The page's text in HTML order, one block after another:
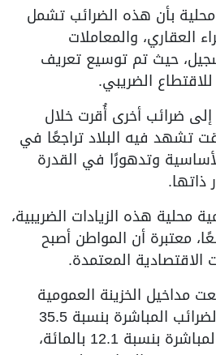
محلية بأن هذه الضرائب تشمل
العقاري، والمعاملات
حيث تم توسيع تعريف
الضريبي.
ضرائب أخرى أُقرت خلال
تشهد فيه البلاد تراجعًا في
وتدهورًا في القدرة
ذاتها.
محلية هذه الزيادات الضريبية،
معتبرة أن المواطن أصبح
المعتمدة.
2025، ارتفعت مداخيل الخزينة العمومية
بالمملكة نتيجة زيادة الضرائب المباشرة بنسبة 35.5
بالمائة، والضرائب غير المباشرة بنسبة 12.1 بالمائة،